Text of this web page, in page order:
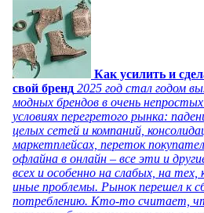
Как усилить и
свой бренд 2025 год стал годом
модных брендов в очень
условиях перегретого рынка:
целых сетей и компаний,
маркетплейсах, переток
офлайна в онлайн – все эти и
всех и особенно на слабых, на
иные проблемы. Рынок перешел к
потреблению. Кто-то считает,